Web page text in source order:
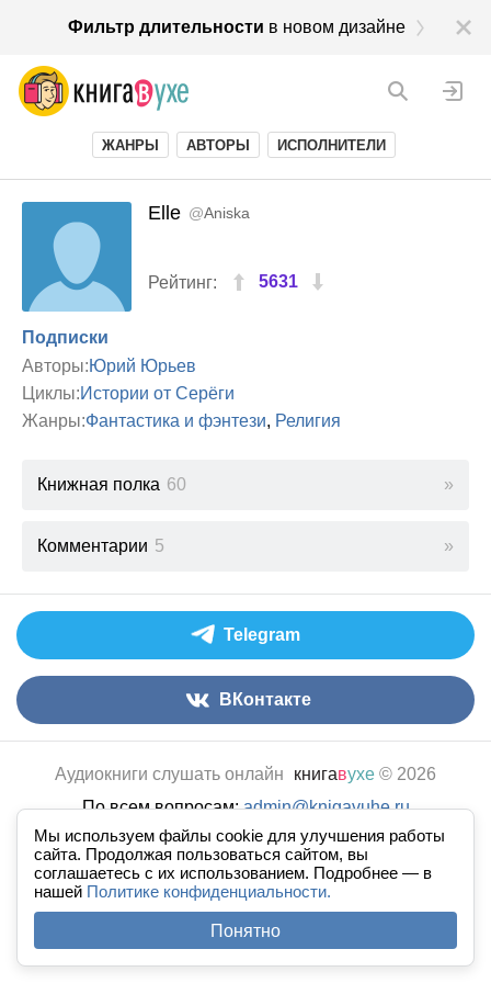
Мы используем файлы cookie для улучшения работы
сайта. Продолжая пользоваться сайтом, вы
соглашаетесь с их использованием. Подробнее — в
нашей Политике конфиденциальности.
Понятно
Фильтр длительности в новом дизайне
ЖАНРЫ АВТОРЫ ИСПОЛНИТЕЛИ
Elle @Aniska
Рейтинг: 5631
Подписки
Авторы:Юрий Юрьев
Циклы:Истории от Серёги
Жанры:Фантастика и фэнтези, Религия
Книжная полка 60
Комментарии 5
Telegram
ВКонтакте
Аудиокниги слушать онлайн книгавухе © 2026
По всем вопросам:admin@knigavuhe.ru
FAQ
· Правила сайта · Добавить книгу
·
Полная версия
· Новый дизайн